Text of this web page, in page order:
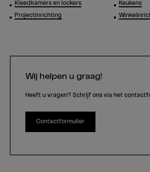
Kleedkamers en lockers
Projectinrichting
Keukens
Wij helpen u graag!
Heeft u vragen? Schrijf ons via het
Contactformulier